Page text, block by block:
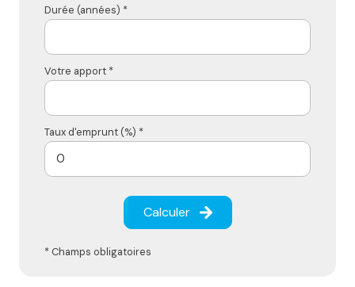
Durée (années) *
Votre apport *
Taux d'emprunt (%) *
Calculer
* Champs obligatoires